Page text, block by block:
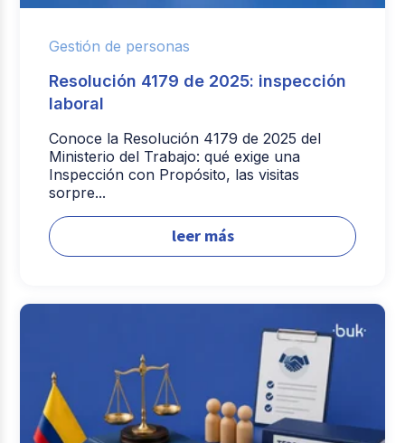
Gestión de personas
Resolución 4179 de 2025: inspección
laboral
Conoce la Resolución 4179 de 2025 del
Ministerio del Trabajo: qué exige una
Inspección con Propósito, las visitas
sorpre...
leer más